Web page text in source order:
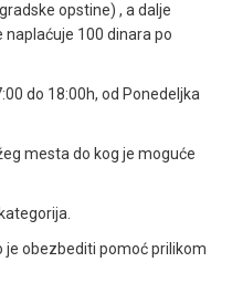
opstine) , a dalje
100 dinara po
do 18:00h, od Ponedeljka
mesta do kog je moguće
je obezbediti pomoć prilikom